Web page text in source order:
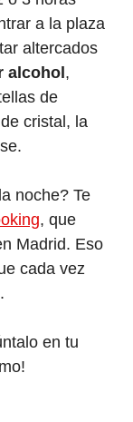
a la plaza
altercados
alcohol ,
de
cristal, la
noche? Te
, que
Madrid. Eso
cada vez
en tu